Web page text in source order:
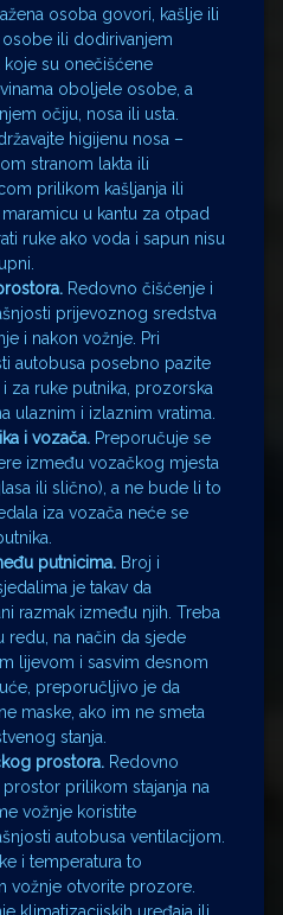
osoba govori, kašlje ili
ili dodirivanjem
su onečišćene
oboljele osobe, a
očiju, nosa ili usta.
higijenu nosa –
stranom lakta ili
prilikom kašljanja ili
u kantu za otpad
ruke ako voda i sapun nisu
Redovno čišćenje i
prijevoznog sredstva
i nakon vožnje. Pri
autobusa posebno pazite
za ruke putnika, prozorska
ulaznim i izlaznim vratima.
i vozača. Preporučuje se
između vozačkog mjesta
ili slično), a ne bude li to
iza vozača neće se
putnicima. Broj i
je takav da
razmak između njih. Treba
redu, na način da sjede
lijevom i sasvim desnom
preporučljivo je da
maske, ako im ne smeta
stanja.
prostora. Redovno
prilikom stajanja na
vožnje koristite
autobusa ventilacijom.
i temperatura to
vožnje otvorite prozore.
klimatizacijskih uređaja ili